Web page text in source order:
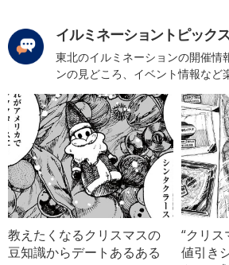
イルミネーショントピック
東北のイルミネーションの開催情
ンの見どころ、イベント情報など
教えたくなるクリスマスの
豆知識からデートあるある
“クリス
値引き